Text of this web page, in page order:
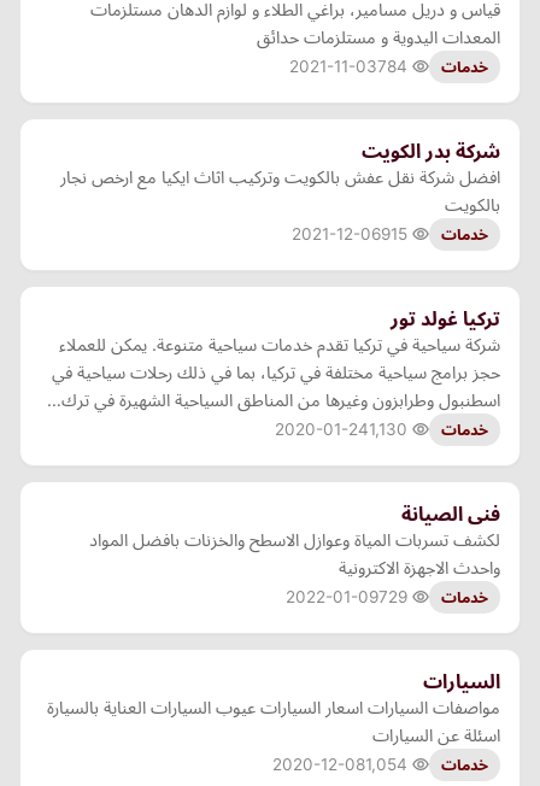
قياس و دريل مسامير، براغي الطلاء و لوازم الدهان مستلزمات
المعدات اليدوية و مستلزمات حدائق
خدمات 2021-11-03
شركة بدر الكويت
افضل شركة نقل عفش بالكويت وتركيب اثاث ايكيا مع ارخص نجار
بالكويت
خدمات 2021-12-06
تركيا غولد تور
شركة سياحية في تركيا تقدم خدمات سياحية متنوعة. يمكن للعملاء
حجز برامج سياحية مختلفة في تركيا، بما في ذلك رحلات سياحية في
اسطنبول وطرابزون وغيرها من المناطق السياحية الشهيرة في ترك…
خدمات 2020-01-24
فنى الصيانة
لكشف تسربات المياة وعوازل الاسطح والخزنات بافضل المواد
واحدث الاجهزة الاكترونية
خدمات 2022-01-09
السيارات
مواصفات السيارات اسعار السيارات عيوب السيارات العناية بالسيارة
اسئلة عن السيارات
خدمات 2020-12-08